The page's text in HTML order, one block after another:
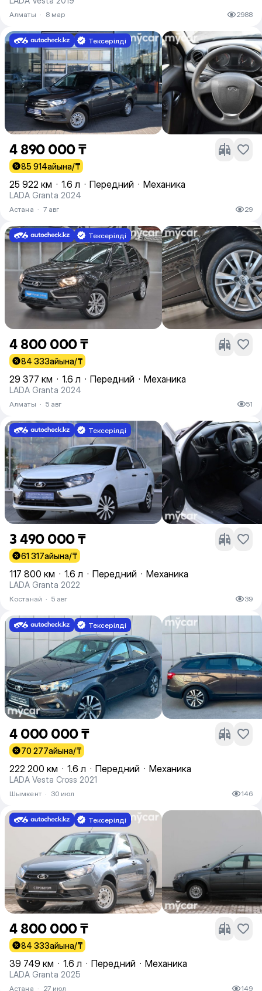
Алматы · 8 мар 2988
Тексерілді
4 890 000 ₸
85 914айына/₸
25 922 км · 1.6 л · Передний · Механика
LADA Granta 2024
Астана · 7 авг 29
Тексерілді
4 800 000 ₸
84 333айына/₸
29 377 км · 1.6 л · Передний · Механика
LADA Granta 2024
Алматы · 5 авг 51
Тексерілді
3 490 000 ₸
61 317айына/₸
117 800 км · 1.6 л · Передний · Механика
LADA Granta 2022
Костанай · 5 авг 39
Тексерілді
4 000 000 ₸
70 277айына/₸
222 200 км · 1.6 л · Передний · Механика
LADA Vesta Cross 2021
Шымкент · 30 июл 146
Тексерілді
4 800 000 ₸
84 333айына/₸
39 749 км · 1.6 л · Передний · Механика
LADA Granta 2025
Астана · 27 июл 149